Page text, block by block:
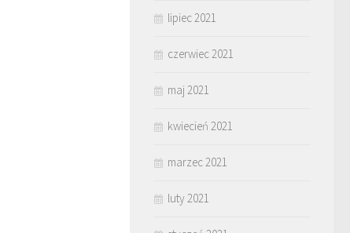
lipiec 2021
czerwiec 2021
maj 2021
kwiecień 2021
marzec 2021
luty 2021